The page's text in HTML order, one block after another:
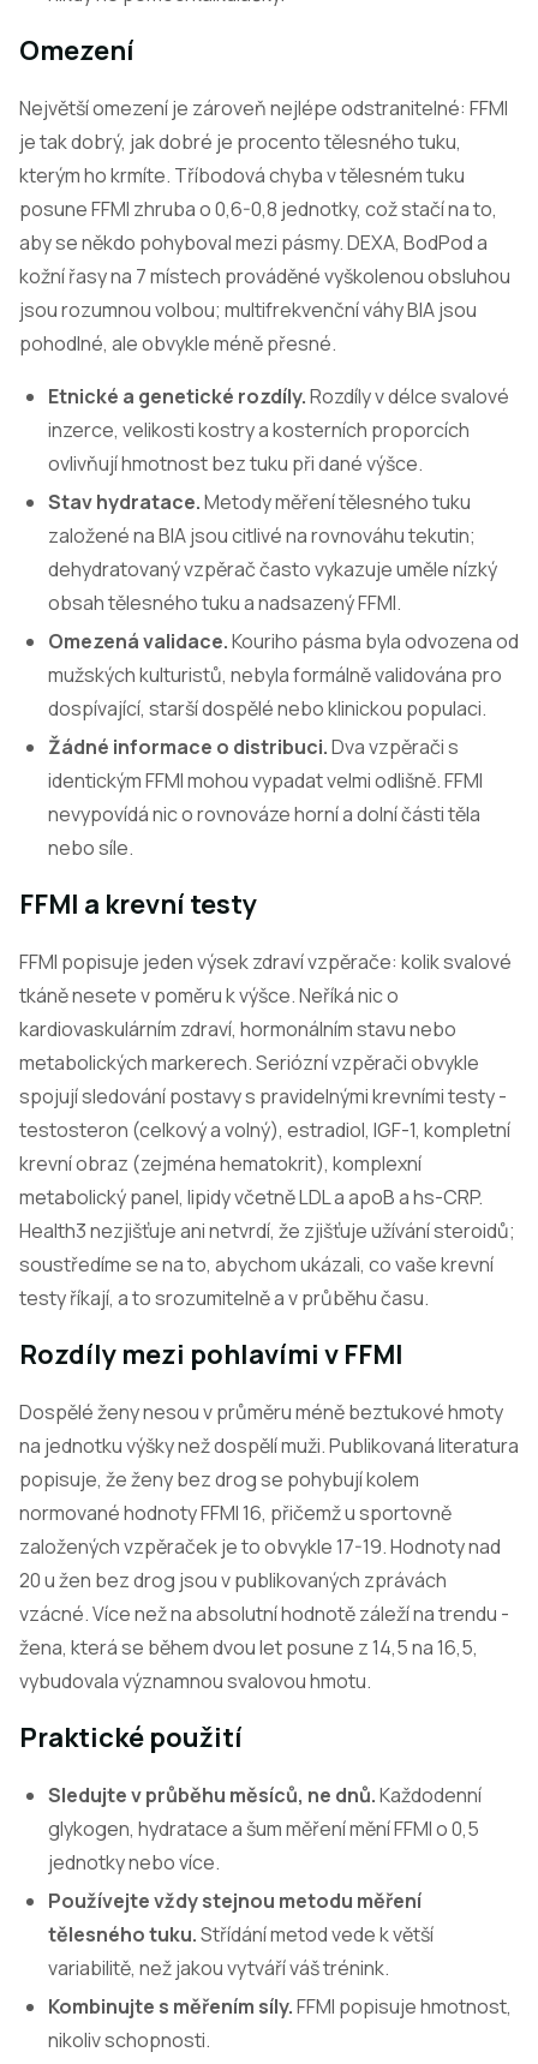
Omezení
Největší omezení je zároveň nejlépe odstranitelné: FFMI
je tak dobrý, jak dobré je procento tělesného tuku,
kterým ho krmíte. Tříbodová chyba v tělesném tuku
posune FFMI zhruba o 0,6-0,8 jednotky, což stačí na to,
aby se někdo pohyboval mezi pásmy. DEXA, BodPod a
kožní řasy na 7 místech prováděné vyškolenou obsluhou
jsou rozumnou volbou; multifrekvenční váhy BIA jsou
pohodlné, ale obvykle méně přesné.
Etnické a genetické rozdíly.Rozdíly v délce svalové
inzerce, velikosti kostry a kosterních proporcích
ovlivňují hmotnost bez tuku při dané výšce.
Stav hydratace.Metody měření tělesného tuku
založené na BIA jsou citlivé na rovnováhu tekutin;
dehydratovaný vzpěrač často vykazuje uměle nízký
obsah tělesného tuku a nadsazený FFMI.
Omezená validace.Kouriho pásma byla odvozena od
mužských kulturistů, nebyla formálně validována pro
dospívající, starší dospělé nebo klinickou populaci.
Žádné informace o distribuci.Dva vzpěrači s
identickým FFMI mohou vypadat velmi odlišně. FFMI
nevypovídá nic o rovnováze horní a dolní části těla
nebo síle.
FFMI a krevní testy
FFMI popisuje jeden výsek zdraví vzpěrače: kolik svalové
tkáně nesete v poměru k výšce. Neříká nic o
kardiovaskulárním zdraví, hormonálním stavu nebo
metabolických markerech. Seriózní vzpěrači obvykle
spojují sledování postavy s pravidelnými krevními testy -
testosteron (celkový a volný), estradiol, IGF-1, kompletní
krevní obraz (zejména hematokrit), komplexní
metabolický panel, lipidy včetně LDL a apoB a hs-CRP.
Health3 nezjišťuje ani netvrdí, že zjišťuje užívání steroidů;
soustředíme se na to, abychom ukázali, co vaše krevní
testy říkají, a to srozumitelně a v průběhu času.
Rozdíly mezi pohlavími v FFMI
Dospělé ženy nesou v průměru méně beztukové hmoty
na jednotku výšky než dospělí muži. Publikovaná literatura
popisuje, že ženy bez drog se pohybují kolem
normované hodnoty FFMI 16, přičemž u sportovně
založených vzpěraček je to obvykle 17-19. Hodnoty nad
20 u žen bez drog jsou v publikovaných zprávách
vzácné. Více než na absolutní hodnotě záleží na trendu -
žena, která se během dvou let posune z 14,5 na 16,5,
vybudovala významnou svalovou hmotu.
Praktické použití
Sledujte v průběhu měsíců, ne dnů.Každodenní
glykogen, hydratace a šum měření mění FFMI o 0,5
jednotky nebo více.
Používejte vždy stejnou metodu měření
tělesného tuku.Střídání metod vede k větší
variabilitě, než jakou vytváří váš trénink.
Kombinujte s měřením síly.FFMI popisuje hmotnost,
nikoliv schopnosti.